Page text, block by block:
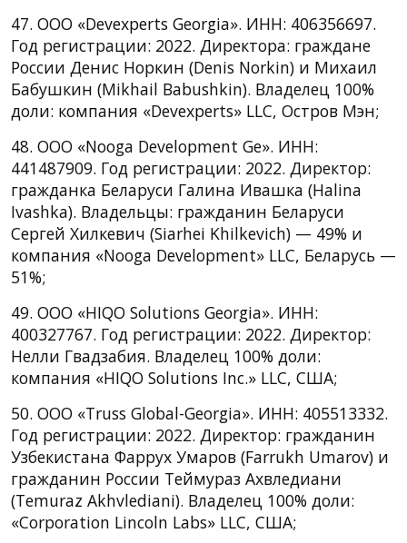
47. ООО «Devexperts Georgia». ИНН: 406356697.
Год регистрации: 2022. Директора: граждане
России Денис Норкин (Denis Norkin) и Михаил
Бабушкин (Mikhail Babushkin). Владелец 100%
доли: компания «Devexperts» LLC, Остров Мэн;
48. ООО «Nooga Development Ge». ИНН:
441487909. Год регистрации: 2022. Директор:
гражданка Беларуси Галина Ивашка (Halina
Ivashka). Владельцы: гражданин Беларуси
Сергей Хилкевич (Siarhei Khilkevich) — 49% и
компания «Nooga Development» LLC, Беларусь —
51%;
49. ООО «HIQO Solutions Georgia». ИНН:
400327767. Год регистрации: 2022. Директор:
Нелли Гвадзабия. Владелец 100% доли:
компания «HIQO Solutions Inc.» LLC, США;
50. ООО «Truss Global-Georgia». ИНН: 405513332.
Год регистрации: 2022. Директор: гражданин
Узбекистана Фаррух Умаров (Farrukh Umarov) и
гражданин России Теймураз Ахвледиани
(Temuraz Akhvlediani). Владелец 100% доли:
«Corporation Lincoln Labs» LLC, США;